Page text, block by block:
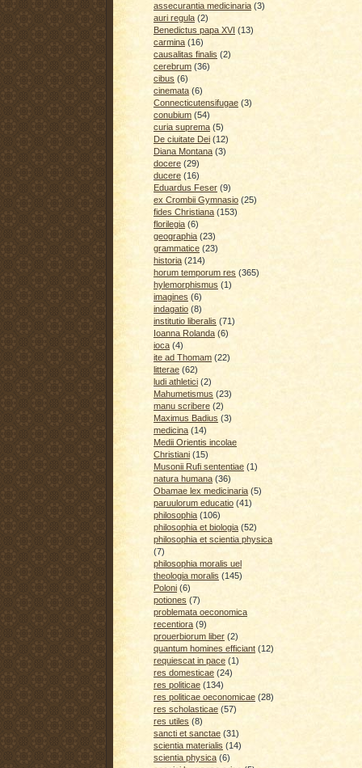
assecurantia medicinaria (3)
auri regula (2)
Benedictus papa XVI (13)
carmina (16)
causalitas finalis (2)
cerebrum (36)
cibus (6)
cinemata (6)
Connecticutensifugae (3)
conubium (54)
curia suprema (5)
De ciuitate Dei (12)
Diana Montana (3)
docere (29)
ducere (16)
Eduardus Feser (9)
ex Crombii Gymnasio (25)
fides Christiana (153)
florilegia (6)
geographia (23)
grammatice (23)
historia (214)
horum temporum res (365)
hylemorphismus (1)
imagines (6)
indagatio (8)
institutio liberalis (71)
Ioanna Rolanda (6)
ioca (4)
ite ad Thomam (22)
litterae (62)
ludi athletici (2)
Mahumetismus (23)
manu scribere (2)
Maximus Badius (3)
medicina (14)
Medii Orientis incolae
Christiani (15)
Musonii Rufi sententiae (1)
natura humana (36)
Obamae lex medicinaria (5)
paruulorum educatio (41)
philosophia (106)
philosophia et biologia (52)
philosophia et scientia physica
(7)
philosophia moralis uel
theologia moralis (145)
Poloni (6)
potiones (7)
problemata oeconomica
recentiora (9)
prouerbiorum liber (2)
quantum homines efficiant (12)
requiescat in pace (1)
res domesticae (24)
res politicae (134)
res politicae oeconomicae (28)
res scholasticae (57)
res utiles (8)
sancti et sanctae (31)
scientia materialis (14)
scientia physica (6)